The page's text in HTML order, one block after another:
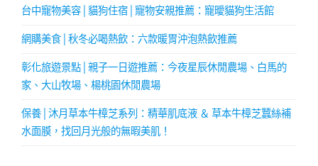
台中寵物美容│貓狗住宿│寵物安親推薦：寵曖貓狗生活館
網購美食│秋冬必喝熱飲：六款暖胃沖泡熱飲推薦
彰化旅遊景點│親子一日遊推薦：今夜星辰休閒農場、白馬的
家、大山牧場、楊桃園休閒農場
保養│沐月草本牛樟芝系列：精華肌底液 ＆ 草本牛樟芝蠶絲補
水面膜，找回月光般的無暇美肌！